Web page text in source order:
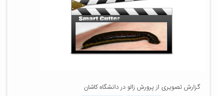
گزارش تصویری از پرورش زالو در دانشگاه کاشان